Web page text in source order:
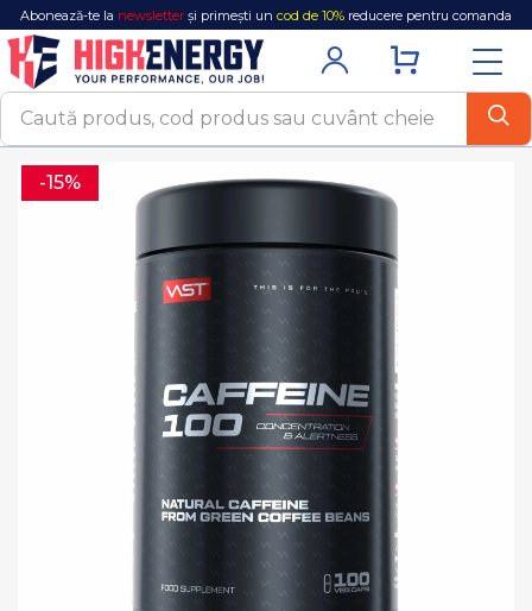
Abonează-te la newsletter și primești un cod de 10% reducere pentru comanda
ta!
-15%